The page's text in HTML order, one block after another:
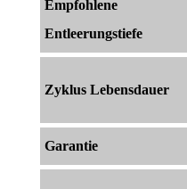
Empfohlene
Entleerungstiefe
Zyklus Lebensdauer
Garantie